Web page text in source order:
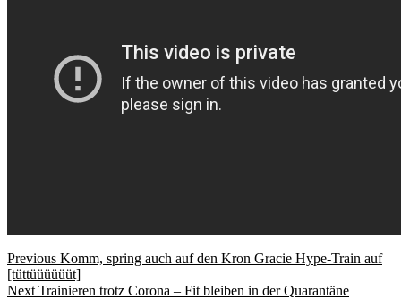
Previous Komm, spring auch auf den Kron Gracie Hype-Train auf
[tüttüüüüüüt]
Next Trainieren trotz Corona – Fit bleiben in der Quarantäne